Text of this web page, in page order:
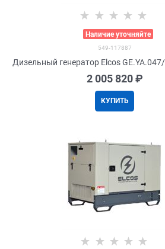
Наличие уточняйте
549-117887
Дизельный генератор Elcos
2 005 820 ₽
КУПИТЬ